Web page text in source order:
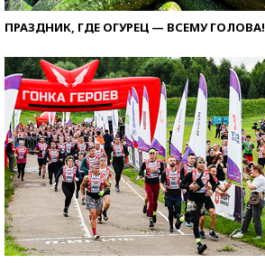
ПРАЗДНИК, ГДЕ ОГУРЕЦ — ВСЕМУ ГОЛОВА!